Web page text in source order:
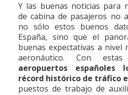
Y las buenas noticias para
de cabina de pasajeros no
no sólo estos buenos
España, sino que el
buenas expectativas a nivel
aeronáutico. Con
aeropuertos españoles
récord histórico de tráfico
puestos de trabajo de